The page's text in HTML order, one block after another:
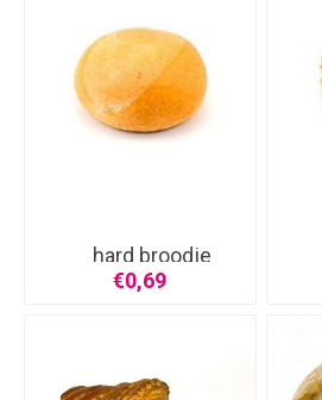
hard broodje
€0,69